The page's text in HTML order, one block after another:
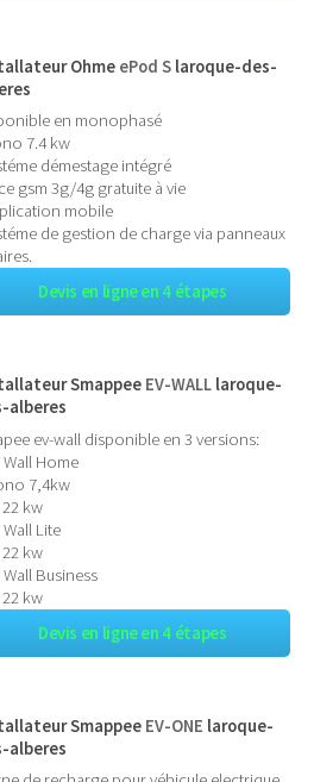
Ohme ePod S laroque-des-
en monophasé
7.4 kw
démestage intégré
gsm 3g/4g gratuite à vie
mobile
de gestion de charge via panneaux
Devis en ligne en 4 étapes
Smappee EV-WALL laroque-
alberes
ev-wall disponible en 3 versions:
Wall Home
7,4kw
22 kw
Wall Lite
22 kw
Wall Business
22 kw
Devis en ligne en 4 étapes
Smappee EV-ONE laroque-
alberes